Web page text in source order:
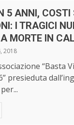
5 ANNI, COSTI
I TRAGICI
MORTE IN
2018
“Basta
presieduta